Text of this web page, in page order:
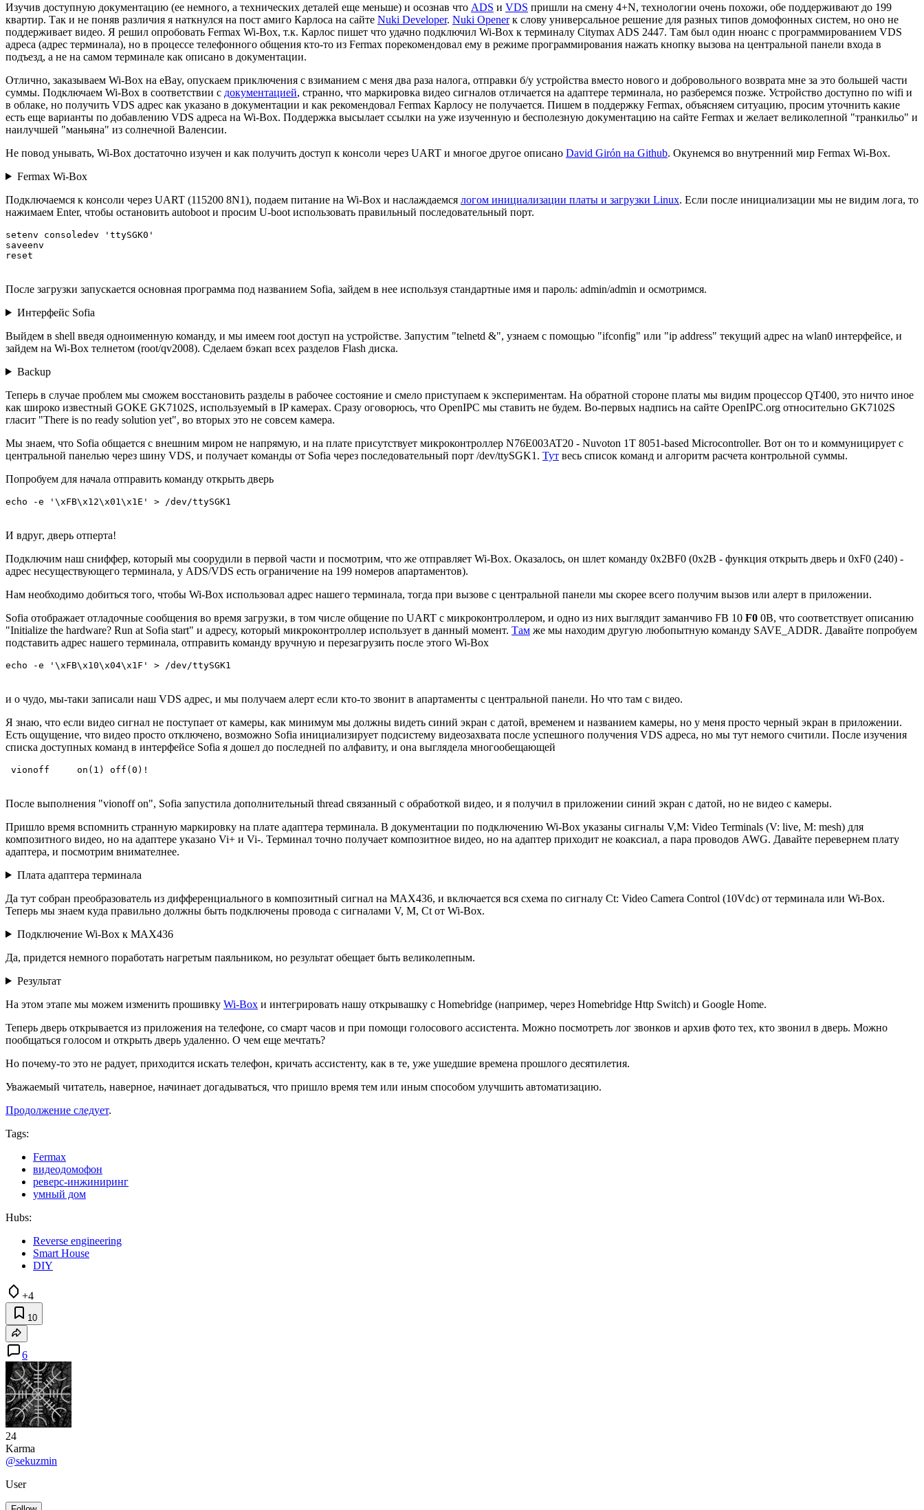
Изучив доступную документацию (ее немного, а технических деталей еще меньше) и осознав что ADS и VDS пришли на смену 4+N, технологии очень похожи, обе поддерживают до 199
квартир. Так и не поняв различия я наткнулся на пост амиго Карлоса на сайте Nuki Developer. Nuki Openerк слову универсальное решение для разных типов домофонных систем, но оно не
поддерживает видео. Я решил опробовать Fermax Wi-Box, т.к. Карлос пишет что удачно подключил Wi-Box к терминалу Citymax ADS 2447. Там был один нюанс с программированием VDS
адреса (адрес терминала), но в процессе телефонного общения кто-то из Fermax порекомендовал ему в режиме программирования нажать кнопку вызова на центральной панели входа в
подъезд, а не на самом терминале как описано в документации.
Отлично, заказываем Wi-Box на eBay, опускаем приключения с взиманием с меня два раза налога, отправки б/у устройства вместо нового и добровольного возврата мне за это большей части
суммы. Подключаем Wi-Box в соответствии с документацией, странно, что маркировка видео сигналов отличается на адаптере терминала, но разберемся позже. Устройство доступно по wifi и
в облаке, но получить VDS адрес как указано в документации и как рекомендовал Fermax Карлосу не получается. Пишем в поддержку Fermax, объясняем ситуацию, просим уточнить какие
есть еще варианты по добавлению VDS адреса на Wi-Box. Поддержка высылает ссылки на уже изученную и бесполезную документацию на сайте Fermax и желает великолепной "транкильо" и
наилучшей "маньяна" из солнечной Валенсии.
Не повод унывать, Wi-Box достаточно изучен и как получить доступ к консоли через UART и многое другое описано David Girón на Github. Окунемся во внутренний мир Fermax Wi-Box.
Fermax Wi-Box
Подключаемся к консоли через UART (115200 8N1), подаем питание на Wi-Box и наслаждаемся логом инициализации платы и загрузки Linux. Если после инициализации мы не видим лога, то
нажимаем Enter, чтобы остановить autoboot и просим U-boot использовать правильный последовательный порт.
setenv consoledev 'ttySGK0'
saveenv
reset
После загрузки запускается основная программа под названием Sofia, зайдем в нее используя стандартные имя и пароль: admin/admin и осмотримся.
Интерфейс Sofia
Выйдем в shell введя одноименную команду, и мы имеем root доступ на устройстве. Запустим "telnetd &", узнаем с помощью "ifconfig" или "ip address" текущий адрес на wlan0 интерфейсе, и
зайдем на Wi-Box телнетом (root/qv2008). Сделаем бэкап всех разделов Flash диска.
Backup
Теперь в случае проблем мы сможем восстановить разделы в рабочее состояние и смело приступаем к экспериментам. На обратной стороне платы мы видим процессор QT400, это ничто иное
как широко известный GOKE GK7102S, используемый в IP камерах. Сразу оговорюсь, что OpenIPC мы ставить не будем. Во-первых надпись на сайте OpenIPC.org относительно GK7102S
гласит "There is no ready solution yet", во вторых это не совсем камера.
Мы знаем, что Sofia общается с внешним миром не напрямую, и на плате присутствует микроконтроллер N76E003AT20 - Nuvoton 1T 8051-based Microcontroller. Вот он то и коммуницирует с
центральной панелью через шину VDS, и получает команды от Sofia через последовательный порт /dev/ttySGK1. Тут весь список команд и алгоритм расчета контрольной суммы.
Попробуем для начала отправить команду открыть дверь
echo -e '\xFB\x12\x01\x1E' > /dev/ttySGK1
И вдруг, дверь отперта!
Подключим наш сниффер, который мы соорудили в первой части и посмотрим, что же отправляет Wi-Box. Оказалось, он шлет команду 0x2BF0 (0x2B - функция открыть дверь и 0xF0 (240) -
адрес несуществующего терминала, у ADS/VDS есть ограничение на 199 номеров апартаментов).
Нам необходимо добиться того, чтобы Wi-Box использовал адрес нашего терминала, тогда при вызове с центральной панели мы скорее всего получим вызов или алерт в приложении.
Sofia отображает отладочные сообщения во время загрузки, в том числе общение по UART с микроконтроллером, и одно из них выглядит заманчиво FB 10 F0 0B, что соответствует описанию
"Initialize the hardware? Run at Sofia start" и адресу, который микроконтроллер использует в данный момент. Там же мы находим другую любопытную команду SAVE_ADDR. Давайте попробуем
подставить адрес нашего терминала, отправить команду вручную и перезагрузить после этого Wi-Box
echo -e '\xFB\x10\x04\x1F' > /dev/ttySGK1
и о чудо, мы-таки записали наш VDS адрес, и мы получаем алерт если кто-то звонит в апартаменты с центральной панели. Но что там с видео.
Я знаю, что если видео сигнал не поступает от камеры, как минимум мы должны видеть синий экран с датой, временем и названием камеры, но у меня просто черный экран в приложении.
Есть ощущение, что видео просто отключено, возможно Sofia инициализирует подсистему видеозахвата после успешного получения VDS адреса, но мы тут немого считили. После изучения
списка доступных команд в интерфейсе Sofia я дошел до последней по алфавиту, и она выглядела многообещающей
vionoff     on(1) off(0)!
После выполнения "vionoff on", Sofia запустила дополнительный threаd связанный с обработкой видео, и я получил в приложении синий экран с датой, но не видео с камеры.
Пришло время вспомнить странную маркировку на плате адаптера терминала. В документации по подключению Wi-Box указаны сигналы V,M: Video Terminals (V: live, M: mesh) для
композитного видео, но на адаптере указано Vi+ и Vi-. Терминал точно получает композитное видео, но на адаптер приходит не коаксиал, а пара проводов AWG. Давайте перевернем плату
адаптера, и посмотрим внимателнее.
Плата адаптера терминала
Да тут собран преобразователь из дифференциального в композитный сигнал на MAX436, и включается вся схема по сигналу Ct: Video Camera Control (10Vdc) от терминала или Wi-Box.
Теперь мы знаем куда правильно должны быть подключены провода с сигналами V, M, Ct от Wi-Box.
Подключение Wi-Box к MAX436
Да, придется немного поработать нагретым паяльником, но результат обещает быть великолепным.
Результат
На этом этапе мы можем изменить прошивку Wi-Box и интегрировать нашу открывашку с Homebridge (например, через Homebridge Http Switch) и Google Home.
Теперь дверь открывается из приложения на телефоне, со смарт часов и при помощи голосового ассистента. Можно посмотреть лог звонков и архив фото тех, кто звонил в дверь. Можно
пообщаться голосом и открыть дверь удаленно. О чем еще мечтать?
Но почему-то это не радует, приходится искать телефон, кричать ассистенту, как в те, уже ушедшие времена прошлого десятилетия.
Уважаемый читатель, наверное, начинает догадываться, что пришло время тем или иным способом улучшить автоматизацию.
Продолжение следует.
Tags:
Fermax
видеодомофон
реверс-инжиниринг
умный дом
Hubs:
Reverse engineering
Smart House
DIY
+4
10
6
24
Karma
@sekuzmin
User